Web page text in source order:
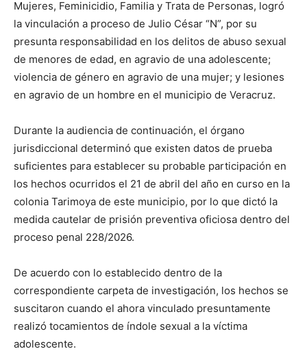
Mujeres, Feminicidio, Familia y Trata de Personas, logró
la vinculación a proceso de Julio César “N”, por su
presunta responsabilidad en los delitos de abuso sexual
de menores de edad, en agravio de una adolescente;
violencia de género en agravio de una mujer; y lesiones
en agravio de un hombre en el municipio de Veracruz.
Durante la audiencia de continuación, el órgano
jurisdiccional determinó que existen datos de prueba
suficientes para establecer su probable participación en
los hechos ocurridos el 21 de abril del año en curso en la
colonia Tarimoya de este municipio, por lo que dictó la
medida cautelar de prisión preventiva oficiosa dentro del
proceso penal 228/2026.
De acuerdo con lo establecido dentro de la
correspondiente carpeta de investigación, los hechos se
suscitaron cuando el ahora vinculado presuntamente
realizó tocamientos de índole sexual a la víctima
adolescente.